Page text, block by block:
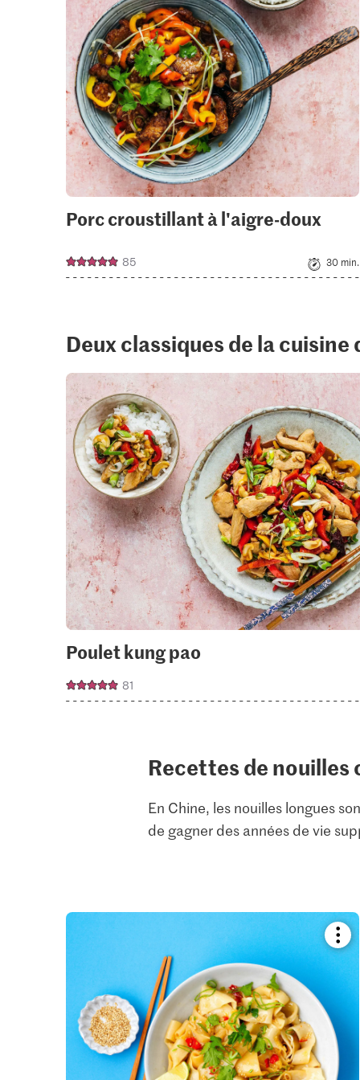
your
Porc croustillant à l'aigre-doux
85 30 min.
Deux classiques de la cuisine
Poulet kung pao
81
Recettes de nouilles
En Chine, les nouilles longues
de gagner des années de vie
recipe
add